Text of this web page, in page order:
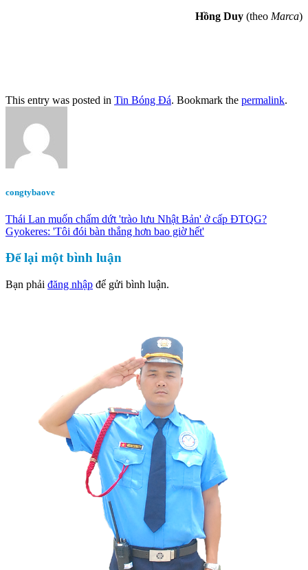
Hồng Duy (theo Marca)
This entry was posted in Tin Bóng Đá. Bookmark the permalink.
congtybaove
Thái Lan muốn chấm dứt 'trào lưu Nhật Bản' ở cấp ĐTQG?
Gyokeres: 'Tôi đói bàn thắng hơn bao giờ hết'
Để lại một bình luận
Bạn phải đăng nhập để gửi bình luận.